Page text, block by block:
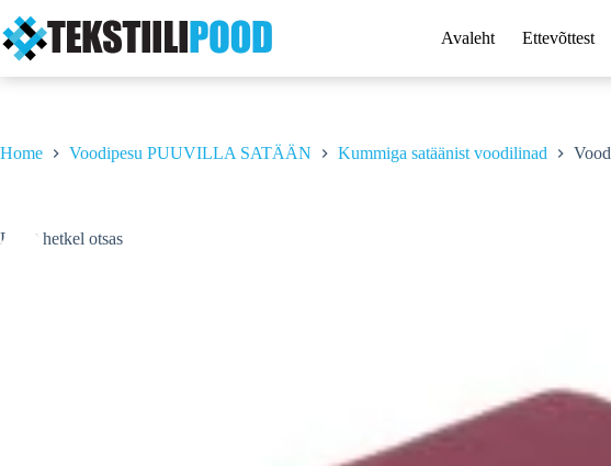
to
content
Avaleht Ettevõttest
Home Voodipesu PUUVILLA SATÄÄN Kummiga satäänist voodilinad
Laost hetkel otsas